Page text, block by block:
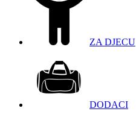
ZA DJECU
DODACI